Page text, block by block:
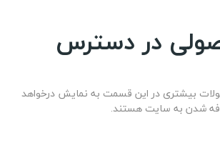
در دسترس
بیشتری در این قسمت به نمایش درخواهد
شدن به سایت هستند.